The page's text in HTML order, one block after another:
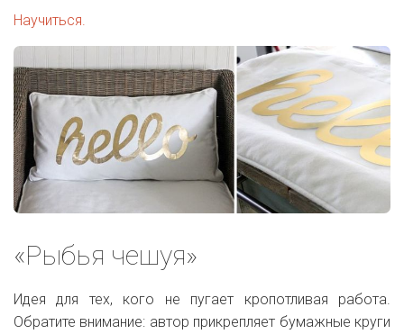
Научиться.
«Рыбья чешуя»
Идея для тех, кого не пугает кропотливая работа.
Обратите внимание: автор прикрепляет бумажные круги